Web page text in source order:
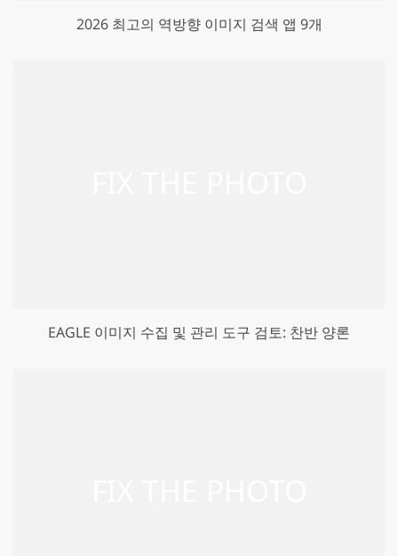
2026 최고의 역방향 이미지 검색 앱 9개
EAGLE 이미지 수집 및 관리 도구 검토: 찬반 양론